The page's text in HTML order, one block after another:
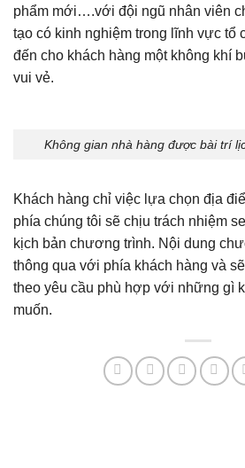
phẩm mới….với đội ngũ nhân viên
tạo có kinh nghiệm trong lĩnh vực tổ
đến cho khách hàng một không khí
vui vẻ.
Không gian nhà hàng được bài trí
Khách hàng chỉ việc lựa chọn địa
phía chúng tôi sẽ chịu trách nhiệm
kịch bản chương trình. Nội dung
thông qua với phía khách hàng và
theo yêu cầu phù hợp với những gì
muốn.